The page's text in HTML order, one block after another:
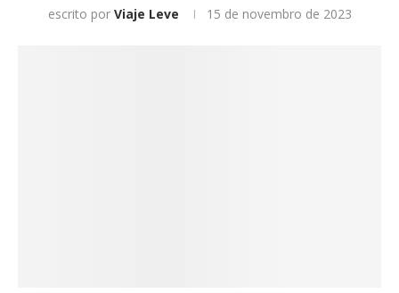
escrito por Viaje Leve 15 de novembro de 2023